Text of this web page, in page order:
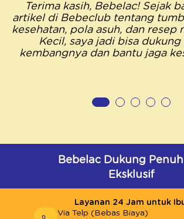
Terima kasih, Bebelac! Sejak
artikel di Bebeclub tentang
kesehatan, pola asuh, dan resep
Kecil, saya jadi bisa
kembangnya dan bantu jaga
Bebelac Dukung Penuh
Eksklusif
Layanan 24 Jam untuk
Via Telp (Bebas Biaya)